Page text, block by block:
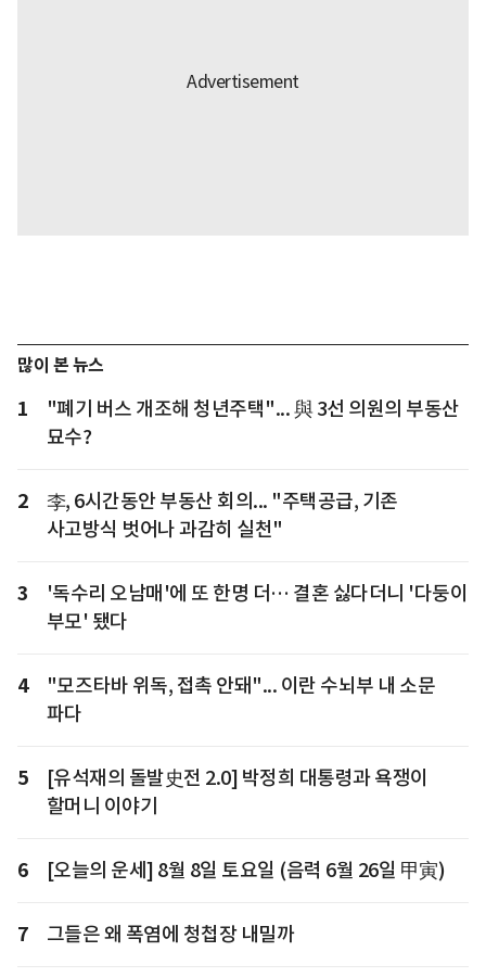
많이 본 뉴스
1
"폐기 버스 개조해 청년주택"... 與 3선 의원의 부동산
묘수?
2
李, 6시간동안 부동산 회의... "주택공급, 기존
사고방식 벗어나 과감히 실천"
3
'독수리 오남매'에 또 한명 더… 결혼 싫다더니 '다둥이
부모' 됐다
4
"모즈타바 위독, 접촉 안돼"... 이란 수뇌부 내 소문
파다
5
[유석재의 돌발史전 2.0] 박정희 대통령과 욕쟁이
할머니 이야기
6 [오늘의 운세] 8월 8일 토요일 (음력 6월 26일 甲寅)
7 그들은 왜 폭염에 청첩장 내밀까